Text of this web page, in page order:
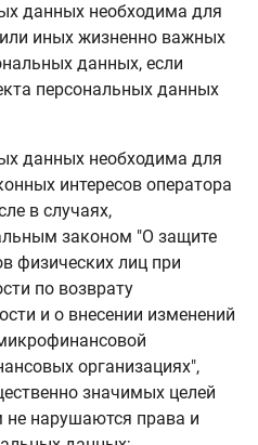
данных необходима для
иных жизненно важных
данных, если
персональных данных
данных необходима для
интересов оператора
в случаях,
законом "О защите
физических лиц при
по возврату
и о внесении изменений
организациях",
значимых целей
не нарушаются права и